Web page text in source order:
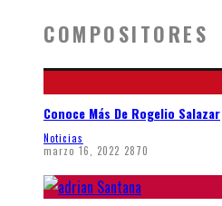
COMPOSITORES
Conoce Más De Rogelio Salazar
Noticias
marzo 16, 2022 2870